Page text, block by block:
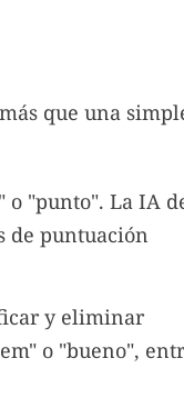
que una
o "punto". La IA
de puntuación
y eliminar
o "bueno",